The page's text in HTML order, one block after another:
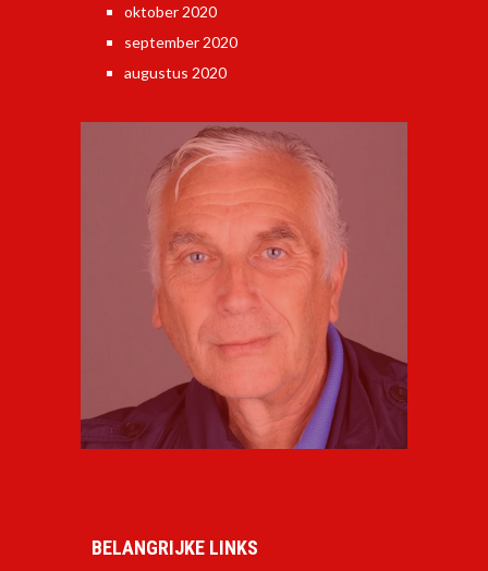
oktober 2020
september 2020
augustus 2020
BELANGRIJKE LINKS